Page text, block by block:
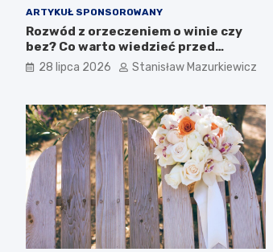
ARTYKUŁ SPONSOROWANY
Rozwód z orzeczeniem o winie czy
bez? Co warto wiedzieć przed
złożeniem pozwu
28 lipca 2026 Stanisław Mazurkiewicz